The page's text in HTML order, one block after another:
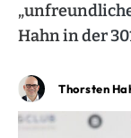
Hahn in der
Thorsten